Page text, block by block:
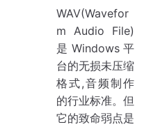
WAV(Wavefor
m Audio File)
是Windows平
台的无损未压缩
格式,音频制作
的行业标准。但
它的致命弱点是